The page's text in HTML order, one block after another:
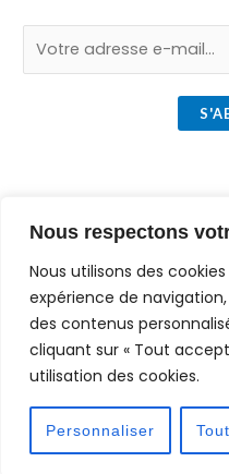
Nous respectons
Nous utilisons des
expérience de
des contenus
cliquant sur « Tout
utilisation des cookies.
Personnaliser
Copyright © 2026